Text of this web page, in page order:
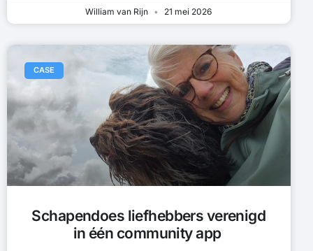
William van Rijn 21 mei 2026
CASE
Schapendoes liefhebbers verenigd
in één community app